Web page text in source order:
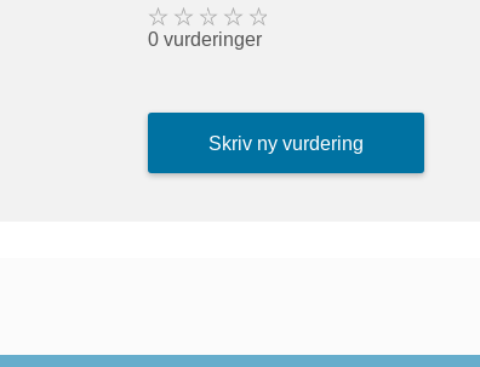
0 vurderinger
Skriv ny vurdering